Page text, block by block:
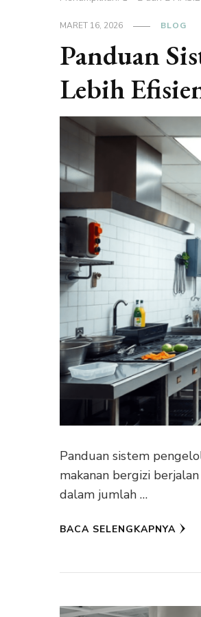
MARET 16, 2026 BLOG
Panduan
Lebih
Panduan sistem
makanan bergizi
dalam jumlah …
BACA SELENGKAPNYA